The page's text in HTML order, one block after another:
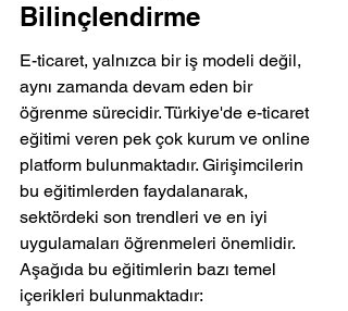
Bilinçlendirme
E-ticaret, yalnızca bir iş modeli değil,
aynı zamanda devam eden bir
öğrenme sürecidir. Türkiye'de e-ticaret
eğitimi veren pek çok kurum ve online
platform bulunmaktadır. Girişimcilerin
bu eğitimlerden faydalanarak,
sektördeki son trendleri ve en iyi
uygulamaları öğrenmeleri önemlidir.
Aşağıda bu eğitimlerin bazı temel
içerikleri bulunmaktadır: